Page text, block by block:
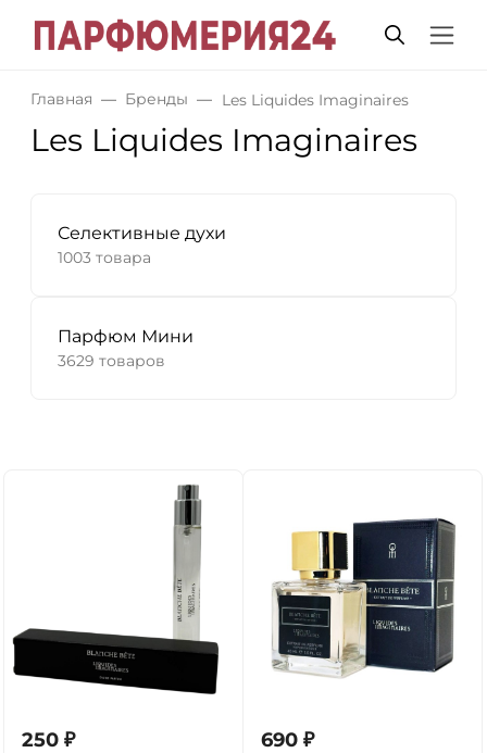
Главная Бренды Les Liquides Imaginaires
Les Liquides Imaginaires
Селективные духи
1003 товара
Парфюм Мини
3629 товаров
250 ₽ 690 ₽